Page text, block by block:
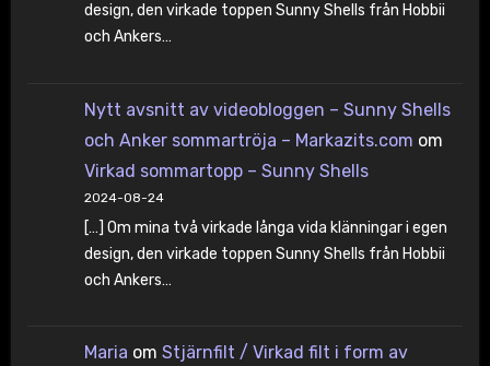
design, den virkade toppen Sunny Shells från Hobbii
och Ankers…
Nytt avsnitt av videobloggen – Sunny Shells
och Anker sommartröja – Markazits.com om
Virkad sommartopp – Sunny Shells
2024-08-24
[…] Om mina två virkade långa vida klänningar i egen
design, den virkade toppen Sunny Shells från Hobbii
och Ankers…
Maria om Stjärnfilt / Virkad filt i form av